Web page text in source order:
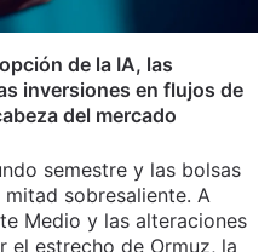
de la IA, las
inversiones en flujos de
del mercado
semestre y las bolsas
sobresaliente. A
Medio y las alteraciones
estrecho de Ormuz, la